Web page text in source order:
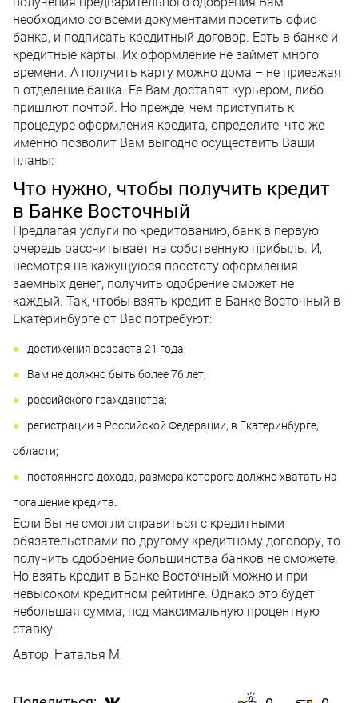
необходимо со всеми документами посетить офис
банка, и подписать кредитный договор. Есть в банке и
кредитные карты. Их оформление не займет много
времени. А получить карту можно дома – не приезжая
в отделение банка. Ее Вам доставят курьером, либо
пришлют почтой. Но прежде, чем приступить к
процедуре оформления кредита, определите, что же
именно позволит Вам выгодно осуществить Ваши
планы:
Что нужно, чтобы получить кредит
в Банке Восточный
Предлагая услуги по кредитованию, банк в первую
очередь рассчитывает на собственную прибыль. И,
несмотря на кажущуюся простоту оформления
заемных денег, получить одобрение сможет не
каждый. Так, чтобы взять кредит в Банке Восточный в
Екатеринбурге от Вас потребуют:
достижения возраста 21 года;
Вам не должно быть более 76 лет;
российского гражданства;
регистрации в Российской Федерации, в Екатеринбурге,
области;
постоянного дохода, размера которого должно хватать на
погашение кредита.
Если Вы не смогли справиться с кредитными
обязательствами по другому кредитному договору, то
получить одобрение большинства банков не сможете.
Но взять кредит в Банке Восточный можно и при
невысоком кредитном рейтинге. Однако это будет
небольшая сумма, под максимальную процентную
ставку.
Автор: Наталья М.